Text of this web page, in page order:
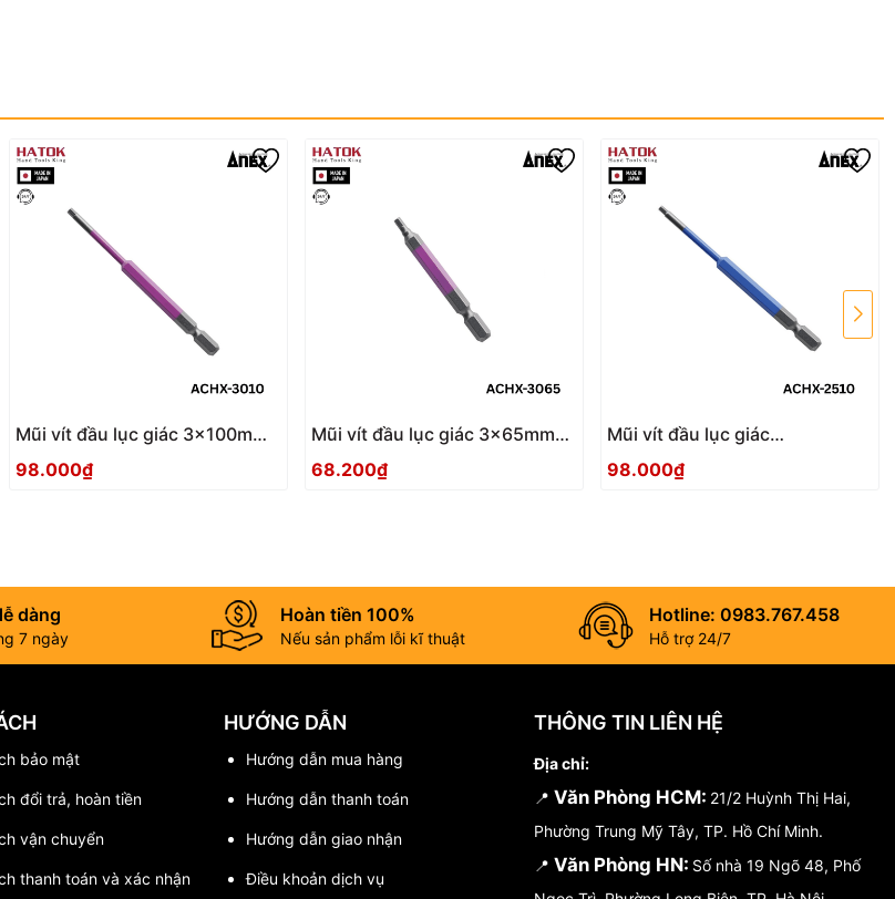
Mũi vít đầu lục giác 3x100mm
ACHX-3010 Anex
98.000₫
Mũi vít đầu lục giác 3x65mm
ACHX-3065 Anex
68.200₫
Mũi vít đầu lục giác
2.5x100mm ACHX-2510 Anex
98.000₫
dàng
7 ngày
Hoàn tiền 100%
Nếu sản phẩm lỗi kĩ thuật
Hotline: 0983.767.458
Hỗ trợ 24/7
bảo mật
đổi trả, hoàn tiền
vận chuyển
thanh toán và xác nhận
HƯỚNG DẪN
Hướng dẫn mua hàng
Hướng dẫn thanh toán
Hướng dẫn giao nhận
Điều khoản dịch vụ
THÔNG TIN LIÊN HỆ
Địa chỉ:
📍 Văn Phòng HCM: 21/2 Huỳnh Thị Hai,
Phường Trung Mỹ Tây, TP. Hồ Chí Minh.
📍 Văn Phòng HN: Số nhà 19 Ngõ 48, Phố